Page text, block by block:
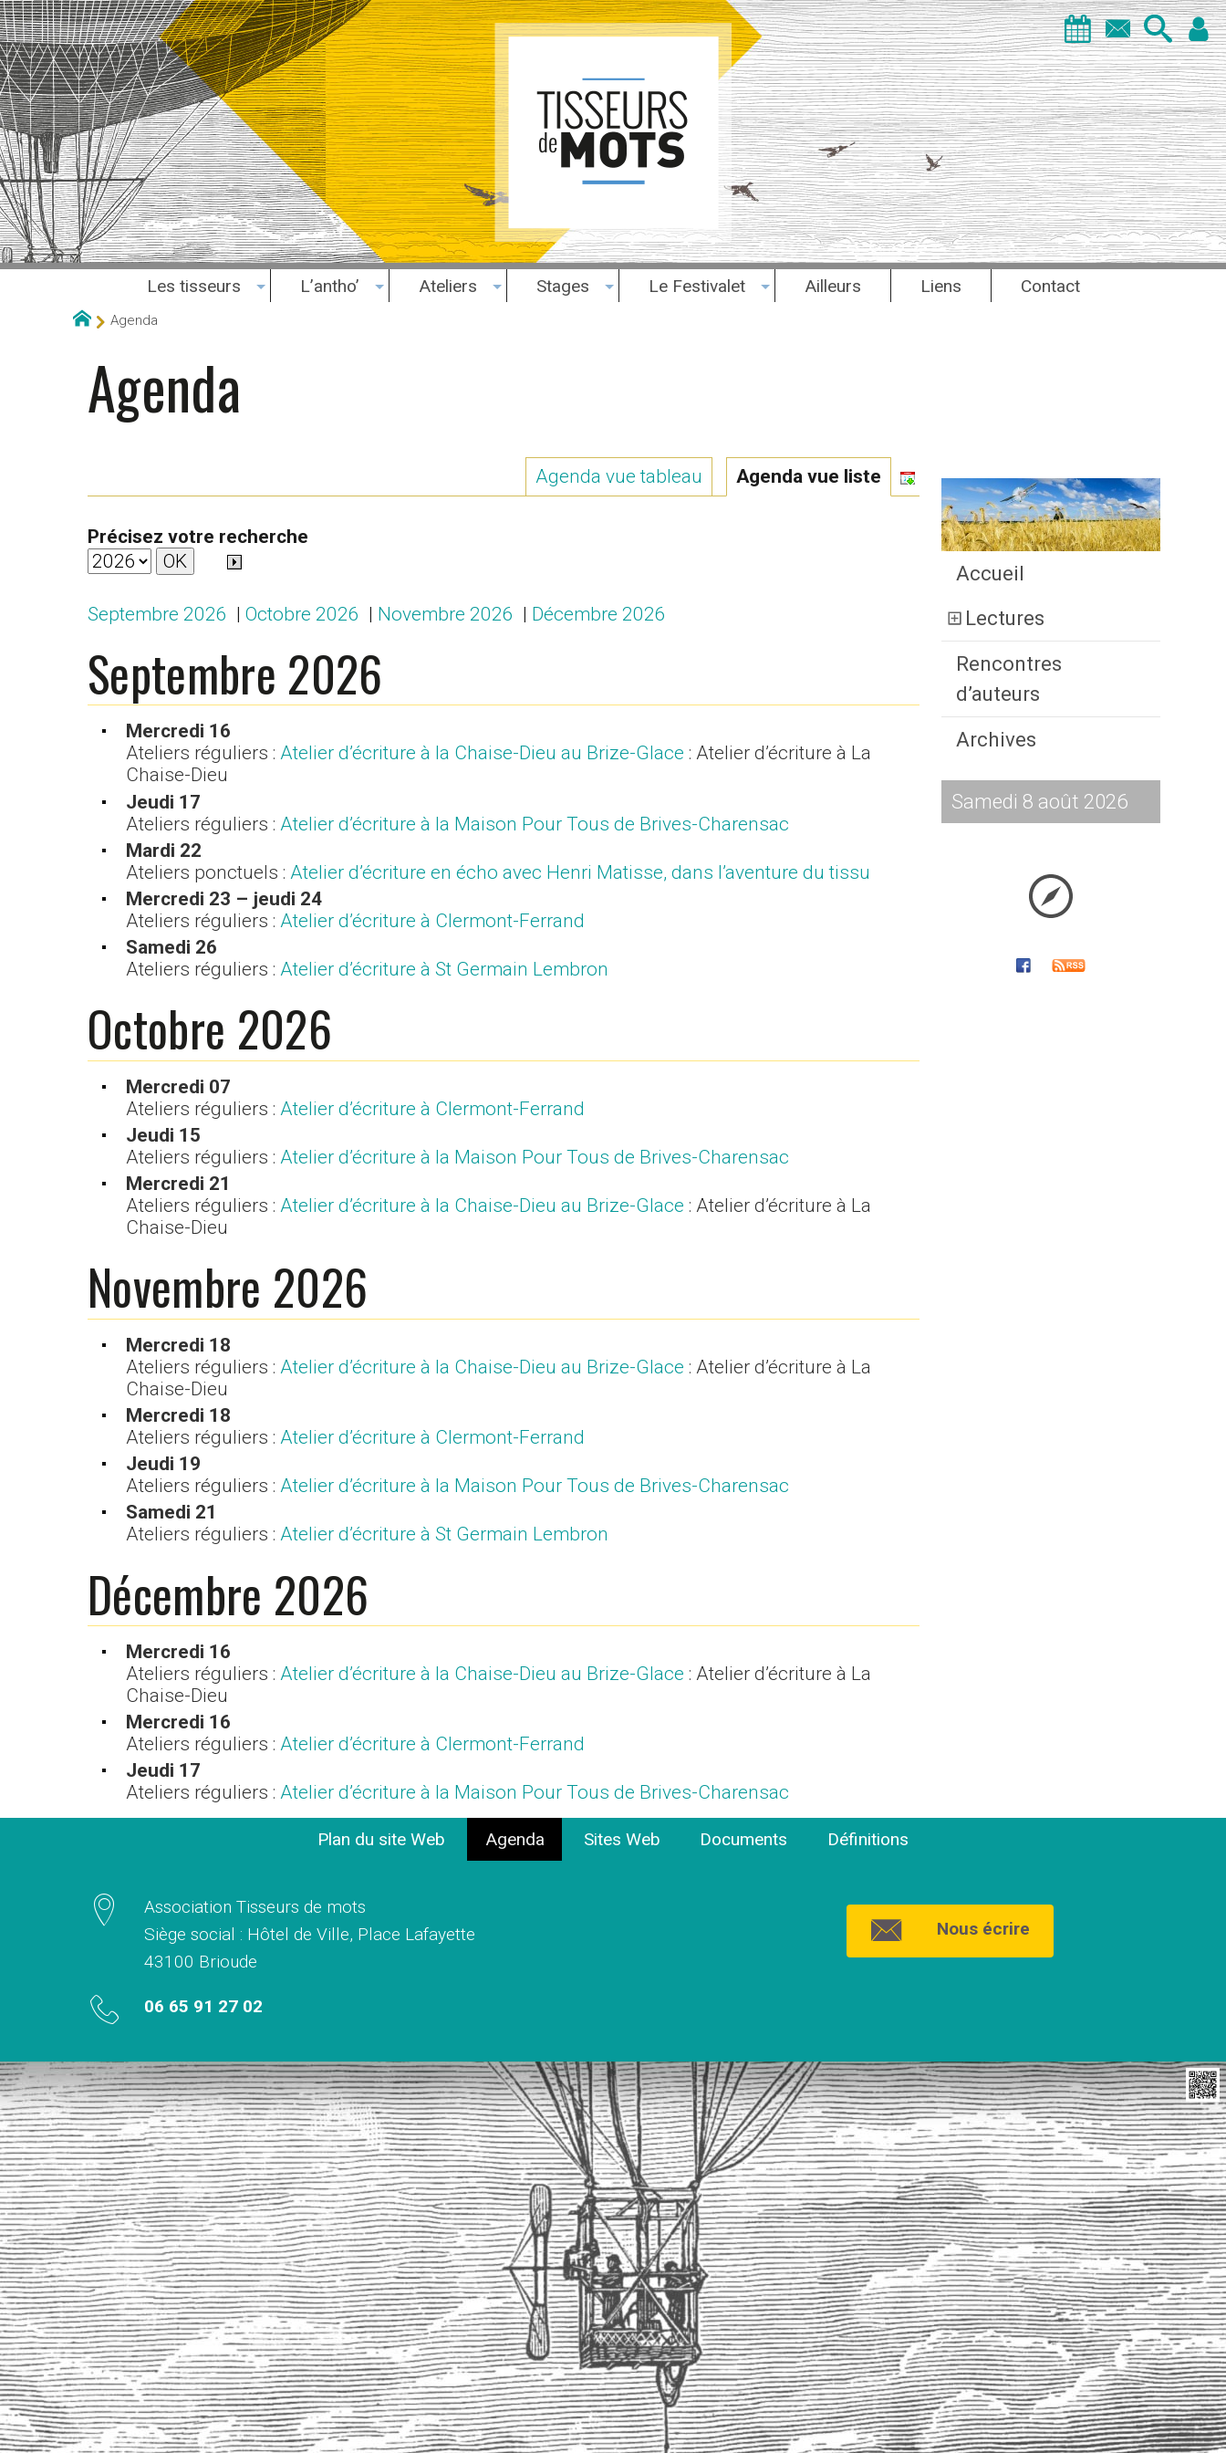
Les tisseurs L’antho’ Ateliers Stages Le Festivalet Ailleurs Liens Contact
Agenda
Agenda
Agenda vue tableau Agenda vue liste
Précisez votre recherche
Septembre 2026 | Octobre 2026 | Novembre 2026 | Décembre 2026
Septembre 2026
Mercredi 16
Ateliers réguliers : Atelier d’écriture à la Chaise-Dieu au Brize-Glace : Atelier d’écriture à La
Chaise-Dieu
Jeudi 17
Ateliers réguliers : Atelier d’écriture à la Maison Pour Tous de Brives-Charensac
Mardi 22
Ateliers ponctuels : Atelier d’écriture en écho avec Henri Matisse, dans l’aventure du tissu
Mercredi 23 – jeudi 24
Ateliers réguliers : Atelier d’écriture à Clermont-Ferrand
Samedi 26
Ateliers réguliers : Atelier d’écriture à St Germain Lembron
Octobre 2026
Mercredi 07
Ateliers réguliers : Atelier d’écriture à Clermont-Ferrand
Jeudi 15
Ateliers réguliers : Atelier d’écriture à la Maison Pour Tous de Brives-Charensac
Mercredi 21
Ateliers réguliers : Atelier d’écriture à la Chaise-Dieu au Brize-Glace : Atelier d’écriture à La
Chaise-Dieu
Novembre 2026
Mercredi 18
Ateliers réguliers : Atelier d’écriture à la Chaise-Dieu au Brize-Glace : Atelier d’écriture à La
Chaise-Dieu
Mercredi 18
Ateliers réguliers : Atelier d’écriture à Clermont-Ferrand
Jeudi 19
Ateliers réguliers : Atelier d’écriture à la Maison Pour Tous de Brives-Charensac
Samedi 21
Ateliers réguliers : Atelier d’écriture à St Germain Lembron
Décembre 2026
Mercredi 16
Ateliers réguliers : Atelier d’écriture à la Chaise-Dieu au Brize-Glace : Atelier d’écriture à La
Chaise-Dieu
Mercredi 16
Ateliers réguliers : Atelier d’écriture à Clermont-Ferrand
Jeudi 17
Ateliers réguliers : Atelier d’écriture à la Maison Pour Tous de Brives-Charensac
Accueil
Lectures
Rencontres
d’auteurs
Archives
Samedi 8 août 2026
Plan du site Web Agenda Sites Web Documents Définitions
Association Tisseurs de mots
Siège social : Hôtel de Ville, Place Lafayette
43100 Brioude
06 65 91 27 02
Nous écrire